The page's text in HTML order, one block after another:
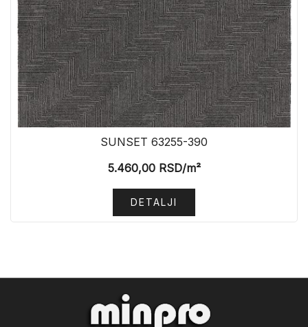
SUNSET 63255-390
5.460,00RSD/m²
DETALJI